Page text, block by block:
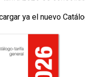
ya el nuevo